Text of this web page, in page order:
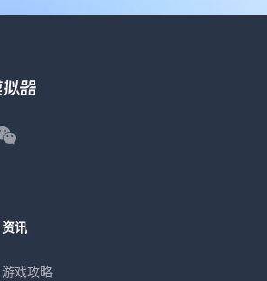
资讯
游戏攻略